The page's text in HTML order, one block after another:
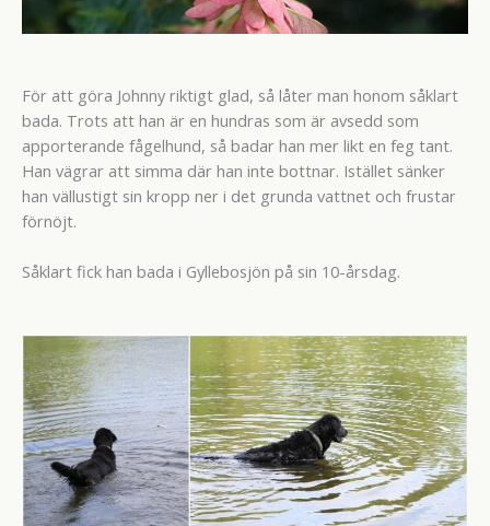
För att göra Johnny riktigt glad, så låter man honom såklart
bada. Trots att han är en hundras som är avsedd som
apporterande fågelhund, så badar han mer likt en feg tant.
Han vägrar att simma där han inte bottnar. Istället sänker
han vällustigt sin kropp ner i det grunda vattnet och frustar
förnöjt.
Såklart fick han bada i Gyllebosjön på sin 10-årsdag.